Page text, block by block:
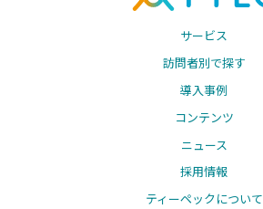
サービス
訪問者別で探す
導入事例
コンテンツ
ニュース
採用情報
ティーペックについて